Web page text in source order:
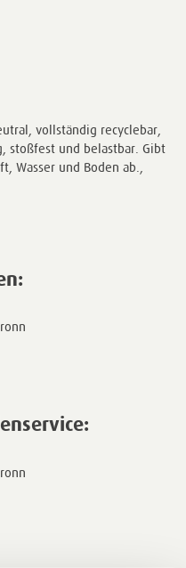
vollständig recyclebar,
stoßfest und belastbar. Gibt
Wasser und Boden ab.,